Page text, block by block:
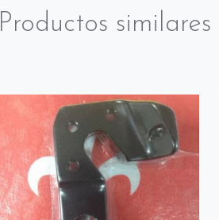
Productos similares